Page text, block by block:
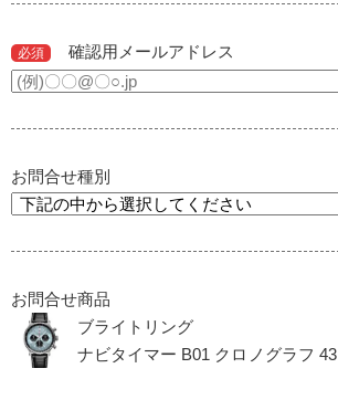
必須 確認用メールアドレス
お問合せ種別
お問合せ商品
ブライトリング
ナビタイマー B01 クロノグラフ 43